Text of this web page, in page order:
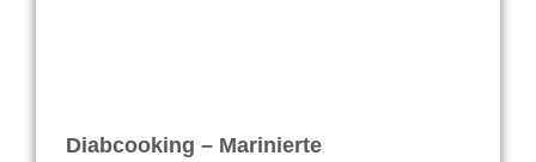
Diabcooking – Marinierte